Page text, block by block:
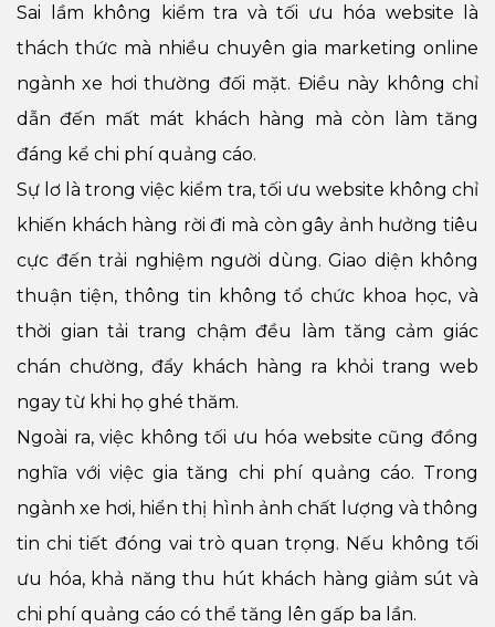
Sai lầm không kiểm tra và tối ưu hóa website là
thách thức mà nhiều chuyên gia marketing online
ngành xe hơi thường đối mặt. Điều này không chỉ
dẫn đến mất mát khách hàng mà còn làm tăng
đáng kể chi phí quảng cáo.
Sự lơ là trong việc kiểm tra, tối ưu website không chỉ
khiến khách hàng rời đi mà còn gây ảnh hưởng tiêu
cực đến trải nghiệm người dùng. Giao diện không
thuận tiện, thông tin không tổ chức khoa học, và
thời gian tải trang chậm đều làm tăng cảm giác
chán chường, đẩy khách hàng ra khỏi trang web
ngay từ khi họ ghé thăm.
Ngoài ra, việc không tối ưu hóa website cũng đồng
nghĩa với việc gia tăng chi phí quảng cáo. Trong
ngành xe hơi, hiển thị hình ảnh chất lượng và thông
tin chi tiết đóng vai trò quan trọng. Nếu không tối
ưu hóa, khả năng thu hút khách hàng giảm sút và
chi phí quảng cáo có thể tăng lên gấp ba lần.